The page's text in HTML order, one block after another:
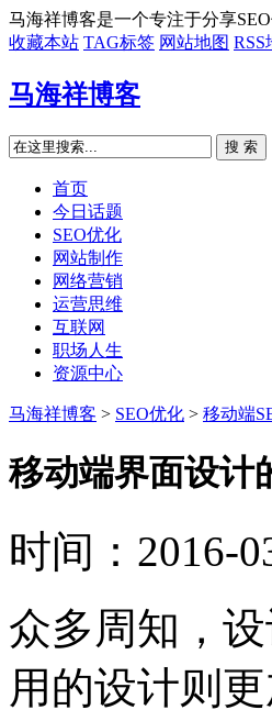
马海祥博客是一个专注于分享
收藏本站 TAG标签 网站地图 RSS
马海祥博客
搜 索
首页
今日话题
SEO优化
网站制作
网络营销
运营思维
互联网
职场人生
资源中心
马海祥博客 > SEO优化 > 移动端
移动端界面设计
时间：2016-
众多周知，
用的设计则